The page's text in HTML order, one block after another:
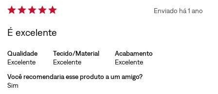
Enviado há1 ano
É excelente
Qualidade
Excelente
Tecido/Material
Excelente
Acabamento
Excelente
Você recomendaria esse produto a um amigo?
Sim